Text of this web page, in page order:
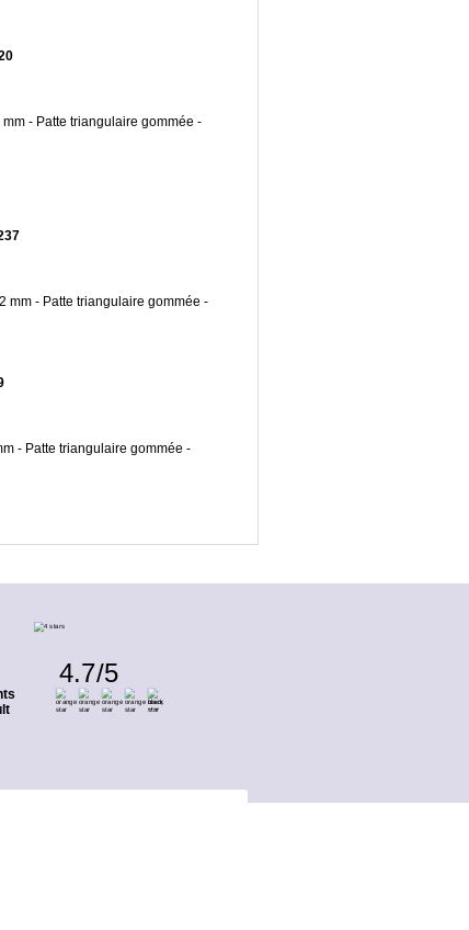
- Patte triangulaire gommée -
mm - Patte triangulaire gommée -
- Patte triangulaire gommée -
4.7/5